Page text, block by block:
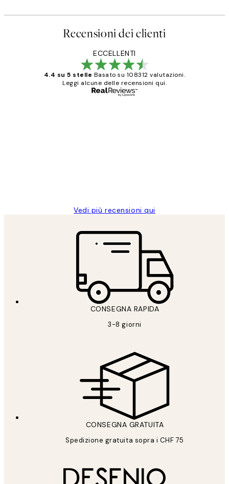
Recensioni dei clienti
ECCELLENTI
4.4 su 5 stelle Basato su 108312 valutazioni.
Leggi alcune delle recensioni qui.
Vedi più recensioni qui
CONSEGNA RAPIDA
3-8 giorni
CONSEGNA GRATUITA
Spedizione gratuita sopra i CHF 75